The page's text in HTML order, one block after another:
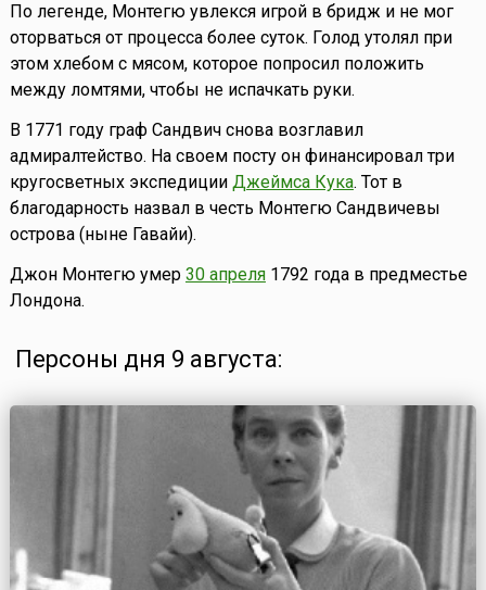
По легенде, Монтегю увлекся игрой в бридж и не мог
оторваться от процесса более суток. Голод утолял при
этом хлебом с мясом, которое попросил положить
между ломтями, чтобы не испачкать руки.
В 1771 году граф Сандвич снова возглавил
адмиралтейство. На своем посту он финансировал три
кругосветных экспедиции Джеймса Кука. Тот в
благодарность назвал в честь Монтегю Сандвичевы
острова (ныне Гавайи).
Джон Монтегю умер 30 апреля1792 года в предместье
Лондона.
Персоны дня 9 августа: